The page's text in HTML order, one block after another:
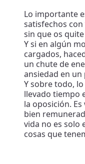
Lo importante
satisfechos
sin que os
Y si en algún
cargados,
un chute de
ansiedad en un
Y sobre todo,
llevado tiempo
la oposición.
bien
vida no es solo
cosas que